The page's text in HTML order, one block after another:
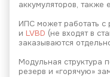
аккумуляторов, также
ИПС может работать с
и LVBD (не входят в
заказываются
Модульная структура
резерв и «горячую»